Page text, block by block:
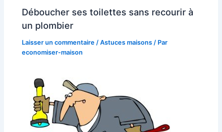
Déboucher ses toilettes sans recourir à
un plombier
Laisser un commentaire /Astuces maisons / Par
economiser-maison